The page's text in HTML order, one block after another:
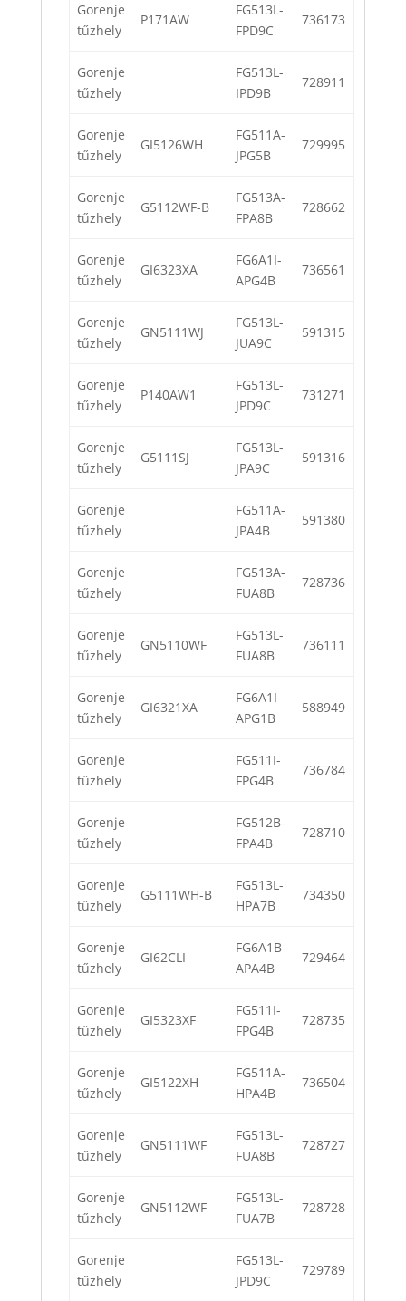
Gorenje
tűzhely
P171AW
FG513L-
FPD9C
736173
Gorenje
tűzhely
FG513L-
IPD9B
728911
Gorenje
tűzhely
GI5126WH
FG511A-
JPG5B
729995
Gorenje
tűzhely
G5112WF-B
FG513A-
FPA8B
728662
Gorenje
tűzhely
GI6323XA
FG6A1I-
APG4B
736561
Gorenje
tűzhely
GN5111WJ
FG513L-
JUA9C
591315
Gorenje
tűzhely
P140AW1
FG513L-
JPD9C
731271
Gorenje
tűzhely
G5111SJ
FG513L-
JPA9C
591316
Gorenje
tűzhely
FG511A-
JPA4B
591380
Gorenje
tűzhely
FG513A-
FUA8B
728736
Gorenje
tűzhely
GN5110WF
FG513L-
FUA8B
736111
Gorenje
tűzhely
GI6321XA
FG6A1I-
APG1B
588949
Gorenje
tűzhely
FG511I-
FPG4B
736784
Gorenje
tűzhely
FG512B-
FPA4B
728710
Gorenje
tűzhely
G5111WH-B
FG513L-
HPA7B
734350
Gorenje
tűzhely
GI62CLI
FG6A1B-
APA4B
729464
Gorenje
tűzhely
GI5323XF
FG511I-
FPG4B
728735
Gorenje
tűzhely
GI5122XH
FG511A-
HPA4B
736504
Gorenje
tűzhely
GN5111WF
FG513L-
FUA8B
728727
Gorenje
tűzhely
GN5112WF
FG513L-
FUA7B
728728
Gorenje
tűzhely
FG513L-
JPD9C
729789